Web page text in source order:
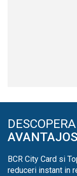
DESCOPERA
AVANTAJOS
BCR City Card si
reduceri instant in